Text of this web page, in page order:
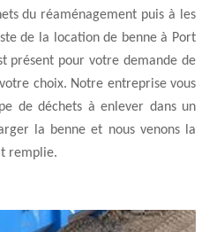
du réaménagement puis à les
de la location de benne à Port
présent pour votre demande de
choix. Notre entreprise vous
de déchets à enlever dans un
la benne et nous venons la
remplie.